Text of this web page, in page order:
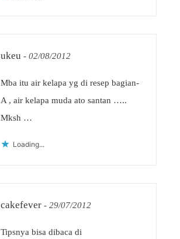
ukeu - 02/08/2012
Mba itu air kelapa yg di resep bagian-
A , air kelapa muda ato santan …..
Mksh …
Loading...
cakefever - 29/07/2012
Tipsnya bisa dibaca di